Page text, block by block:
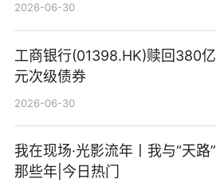
2026-06-30
工商银行(01398.HK)赎回380亿
元次级债券
2026-06-30
我在现场·光影流年丨我与“天路”
那些年|今日热门